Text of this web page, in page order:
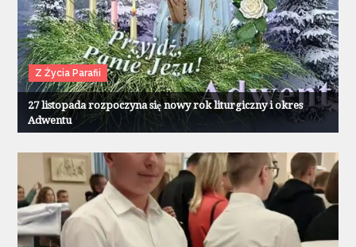
Z Życia Parafii
27 listopada rozpoczyna się nowy rok liturgiczny i okres
Adwentu